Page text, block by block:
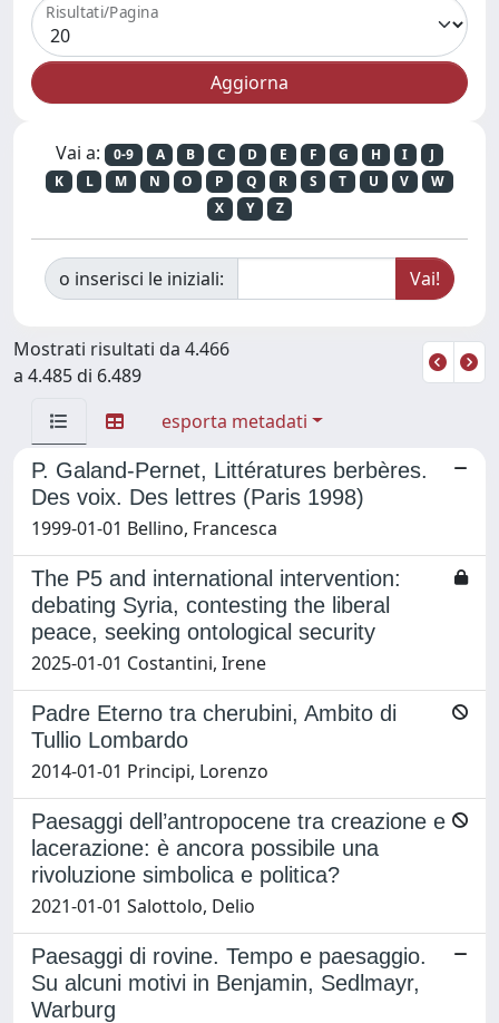
Risultati/Pagina
Vai a: 0-9 A B C D E F G H I
J
K
L M N O P Q R S T U V
W
X
Y Z
o inserisci le iniziali:
Mostrati risultati da 4.466
a 4.485 di 6.489
esporta metadati
P. Galand-Pernet, Littératures berbères.
Des voix. Des lettres (Paris 1998)
1999-01-01 Bellino, Francesca
The P5 and international intervention:
debating Syria, contesting the liberal
peace, seeking ontological security
2025-01-01 Costantini, Irene
Padre Eterno tra cherubini, Ambito di
Tullio Lombardo
2014-01-01 Principi, Lorenzo
Paesaggi dell’antropocene tra creazione e
lacerazione: è ancora possibile una
rivoluzione simbolica e politica?
2021-01-01 Salottolo, Delio
Paesaggi di rovine. Tempo e paesaggio.
Su alcuni motivi in Benjamin, Sedlmayr,
Warburg